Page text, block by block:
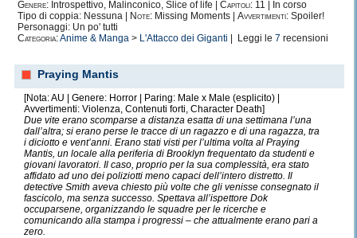
Genere: Introspettivo, Malinconico, Slice of life | Capitoli: 11 | In corso
Tipo di coppia: Nessuna |
Note: Missing Moments | Avvertimenti: Spoiler!
Personaggi: Un po' tutti
Categoria:Anime & Manga > L'Attacco dei Giganti | Leggi le 7 recensioni
Praying Mantis
[Nota: AU | Genere: Horror | Paring: Male x Male (esplicito) |
Avvertimenti: Violenza, Contenuti forti, Character Death]
Due vite erano scomparse a distanza esatta di una settimana l’una
dall’altra; si erano perse le tracce di un ragazzo e di una ragazza, tra
i diciotto e vent’anni. Erano stati visti per l’ultima volta al Praying
Mantis, un locale alla periferia di Brooklyn frequentato da studenti e
giovani lavoratori. Il caso, proprio per la sua complessità, era stato
affidato ad uno dei poliziotti meno capaci dell’intero distretto. Il
detective Smith aveva chiesto più volte che gli venisse consegnato il
fascicolo, ma senza successo. Spettava all’ispettore Dok
occuparsene, organizzando le squadre per le ricerche e
comunicando alla stampa i progressi – che attualmente erano pari a
zero.